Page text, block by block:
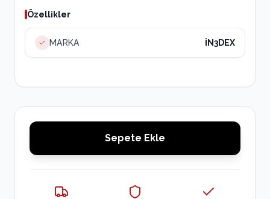
Özellikler
MARKA İN3DEX
Sepete Ekle